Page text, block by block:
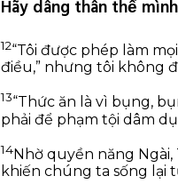
Hãy dâng thân thể
12“Tôi được phép làm
điều,” nhưng tôi không
13“Thức ăn là vì bụng,
phải để phạm tội dâm
14Nhờ quyền năng
khiến chúng ta sống lại